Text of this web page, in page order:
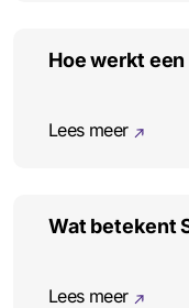
Hoe werkt
Lees meer
Wat betekent
Lees meer